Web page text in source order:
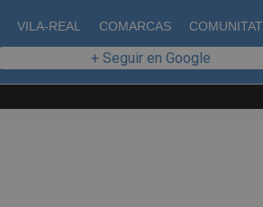
VILA-REAL COMARCAS COMUNITAT
+ Seguir en Google